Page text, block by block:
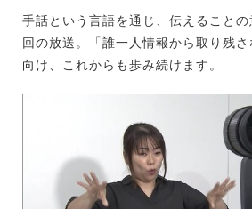
手話という言語を通じ、伝えること
回の放送。「誰一人情報から取り残
向け、これからも歩み続けます。